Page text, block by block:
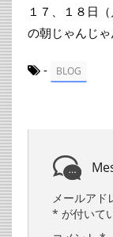
１７、１８日
の朝じゃんじ
- BLOG
メールアド
* が付いて